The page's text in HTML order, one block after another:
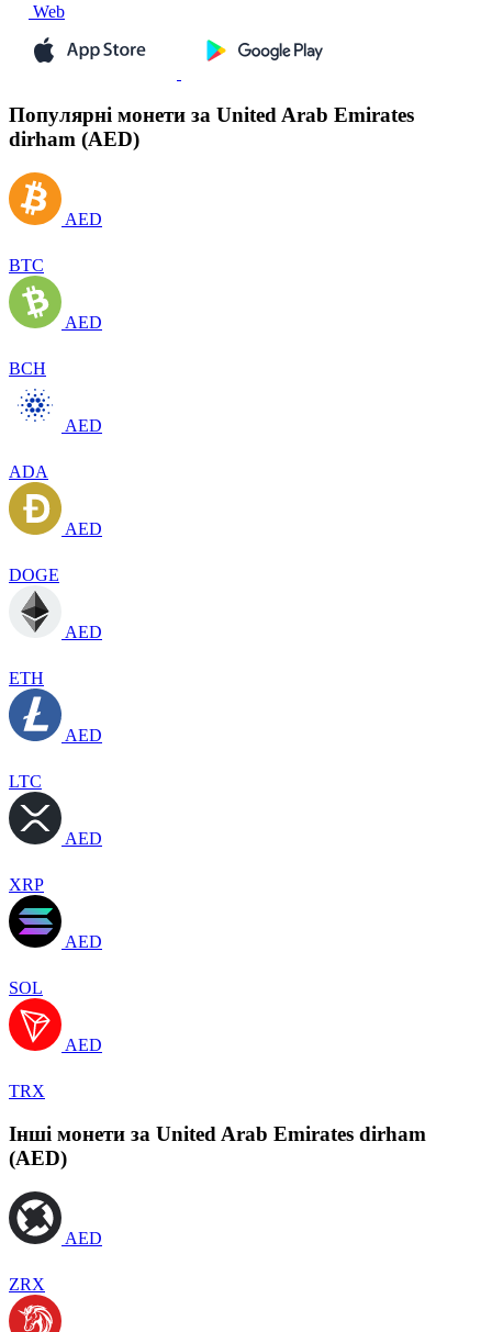
Web
Популярні монети за United Arab Emirates
dirham (AED)
AED
BTC
AED
BCH
AED
ADA
AED
DOGE
AED
ETH
AED
LTC
AED
XRP
AED
SOL
AED
TRX
Інші монети за United Arab Emirates dirham
(AED)
AED
ZRX